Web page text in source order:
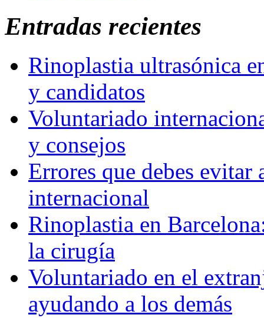
Entradas recientes
Rinoplastia ultrasónica
y candidatos
Voluntariado
y consejos
Errores que debes
internacional
Rinoplastia en
la cirugía
Voluntariado en el
ayudando a los demás